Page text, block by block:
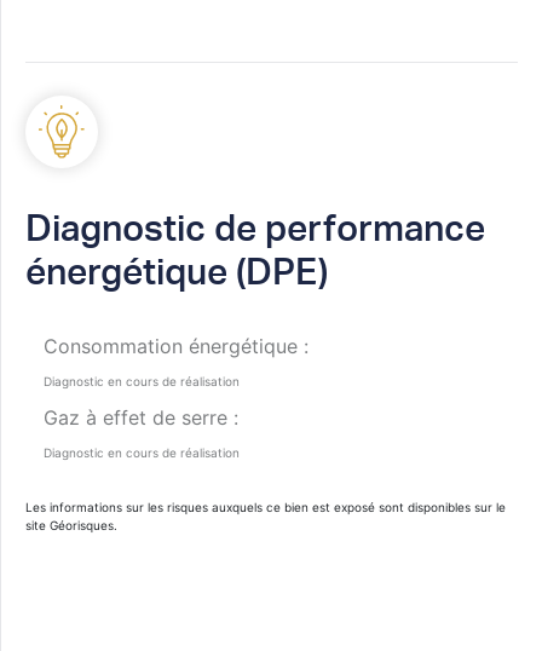
Diagnostic de performance
énergétique (DPE)
Consommation énergétique :
Diagnostic en cours de réalisation
Gaz à effet de serre :
Diagnostic en cours de réalisation
Les informations sur les risques auxquels ce bien est exposé sont disponibles sur le
site Géorisques.